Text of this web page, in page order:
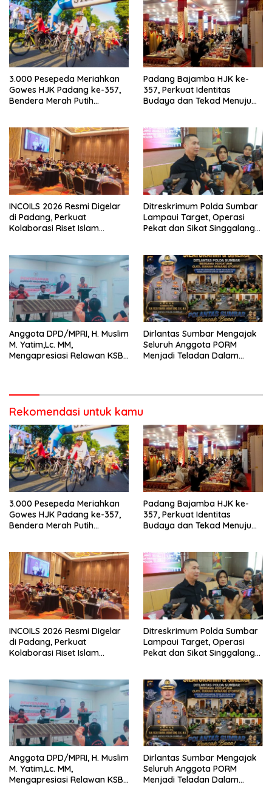
3.000 Pesepeda Meriahkan
Gowes HJK Padang ke-357,
Bendera Merah Putih
Padang Bajamba HJK ke-
357, Perkuat Identitas
Budaya dan Tekad Menuju
INCOILS 2026 Resmi Digelar
di Padang, Perkuat
Kolaborasi Riset Islam
Ditreskrimum Polda Sumbar
Lampaui Target, Operasi
Pekat dan Sikat Singgalang
Anggota DPD/MPRI, H. Muslim
M. Yatim,Lc. MM,
Mengapresiasi Relawan KSB
Dirlantas Sumbar Mengajak
Seluruh Anggota PORM
Menjadi Teladan Dalam
Berkendara
Rekomendasi untuk kamu
3.000 Pesepeda Meriahkan
Gowes HJK Padang ke-357,
Bendera Merah Putih
Padang Bajamba HJK ke-
357, Perkuat Identitas
Budaya dan Tekad Menuju
INCOILS 2026 Resmi Digelar
di Padang, Perkuat
Kolaborasi Riset Islam
Ditreskrimum Polda Sumbar
Lampaui Target, Operasi
Pekat dan Sikat Singgalang
Anggota DPD/MPRI, H. Muslim
M. Yatim,Lc. MM,
Mengapresiasi Relawan KSB
Dirlantas Sumbar Mengajak
Seluruh Anggota PORM
Menjadi Teladan Dalam